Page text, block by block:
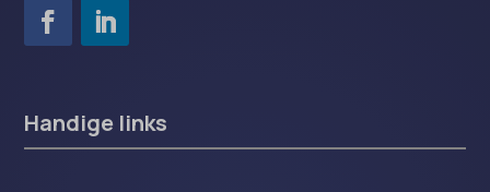
Handige links